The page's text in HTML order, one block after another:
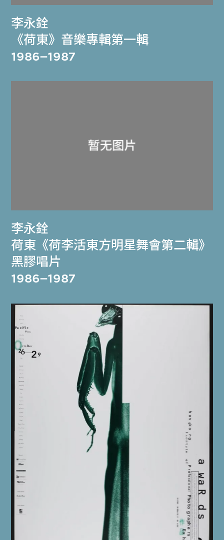
李永銓
《荷東》音樂專輯第一輯
1986–1987
李永銓
荷東《荷李活東方明星舞會第二輯》
黑膠唱片
1986–1987